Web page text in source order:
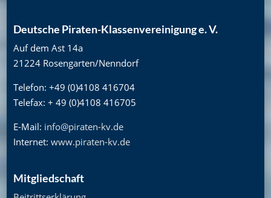
Deutsche Piraten-Klassenvereinigung e. V.
Auf dem Ast 14a
21224 Rosengarten/Nenndorf
Telefon: +49 (0)4108 416704
Telefax: + 49 (0)4108 416705
E-Mail: info@piraten-kv.de
Internet: www.piraten-kv.de
Mitgliedschaft